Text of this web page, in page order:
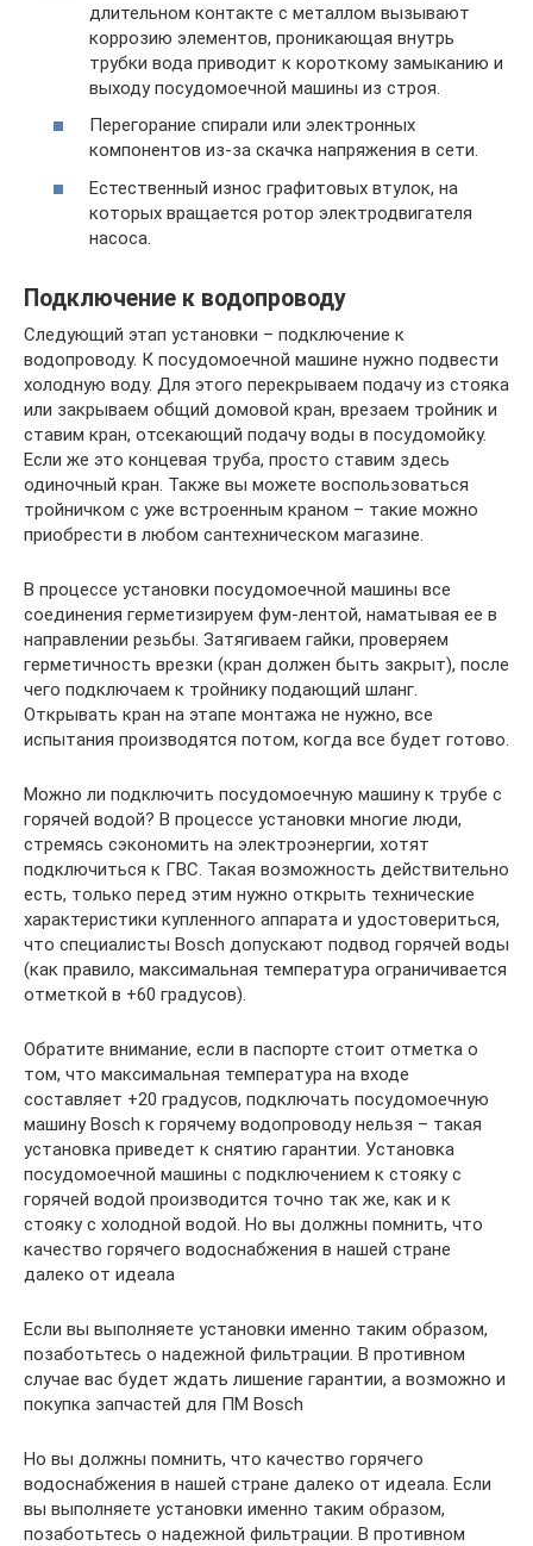
длительном контакте с металлом вызывают
коррозию элементов, проникающая внутрь
трубки вода приводит к короткому замыканию и
выходу посудомоечной машины из строя.
Перегорание спирали или электронных
компонентов из-за скачка напряжения в сети.
Естественный износ графитовых втулок, на
которых вращается ротор электродвигателя
насоса.
Подключение к водопроводу
Следующий этап установки – подключение к
водопроводу. К посудомоечной машине нужно подвести
холодную воду. Для этого перекрываем подачу из стояка
или закрываем общий домовой кран, врезаем тройник и
ставим кран, отсекающий подачу воды в посудомойку.
Если же это концевая труба, просто ставим здесь
одиночный кран. Также вы можете воспользоваться
тройничком с уже встроенным краном – такие можно
приобрести в любом сантехническом магазине.
В процессе установки посудомоечной машины все
соединения герметизируем фум-лентой, наматывая ее в
направлении резьбы. Затягиваем гайки, проверяем
герметичность врезки (кран должен быть закрыт), после
чего подключаем к тройнику подающий шланг.
Открывать кран на этапе монтажа не нужно, все
испытания производятся потом, когда все будет готово.
Можно ли подключить посудомоечную машину к трубе с
горячей водой? В процессе установки многие люди,
стремясь сэкономить на электроэнергии, хотят
подключиться к ГВС. Такая возможность действительно
есть, только перед этим нужно открыть технические
характеристики купленного аппарата и удостовериться,
что специалисты Bosch допускают подвод горячей воды
(как правило, максимальная температура ограничивается
отметкой в +60 градусов).
Обратите внимание, если в паспорте стоит отметка о
том, что максимальная температура на входе
составляет +20 градусов, подключать посудомоечную
машину Bosch к горячему водопроводу нельзя – такая
установка приведет к снятию гарантии. Установка
посудомоечной машины с подключением к стояку с
горячей водой производится точно так же, как и к
стояку с холодной водой. Но вы должны помнить, что
качество горячего водоснабжения в нашей стране
далеко от идеала
Если вы выполняете установки именно таким образом,
позаботьтесь о надежной фильтрации. В противном
случае вас будет ждать лишение гарантии, а возможно и
покупка запчастей для ПМ Bosch
Но вы должны помнить, что качество горячего
водоснабжения в нашей стране далеко от идеала. Если
вы выполняете установки именно таким образом,
позаботьтесь о надежной фильтрации. В противном